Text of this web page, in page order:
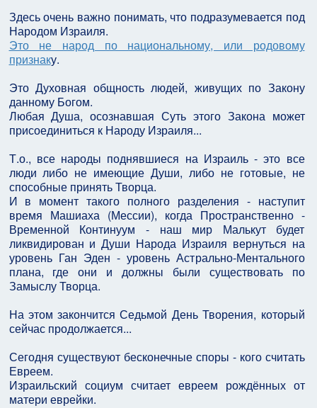
Здесь очень важно понимать, что подразумевается под
Народом Израиля.
Это не народ по национальному, или родовому
признаку.
Это Духовная общность людей, живущих по Закону
данному Богом.
Любая Душа, осознавшая Суть этого Закона может
присоединиться к Народу Израиля...
Т.о., все народы поднявшиеся на Израиль - это все
люди либо не имеющие Души, либо не готовые, не
способные принять Творца.
И в момент такого полного разделения - наступит
время Машиаха (Мессии), когда Пространственно -
Временной Континуум - наш мир Малькут будет
ликвидирован и Души Народа Израиля вернуться на
уровень Ган Эден - уровень Астрально-Ментального
плана, где они и должны были существовать по
Замыслу Творца.
На этом закончится Седьмой День Творения, который
сейчас продолжается...
Сегодня существуют бесконечные споры - кого считать
Евреем.
Израильский социум считает евреем рождённых от
матери еврейки.